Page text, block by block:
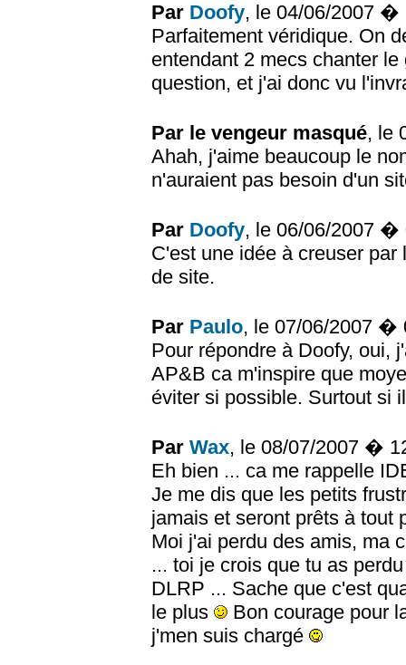
Par Doofy, le 04/06/2007 �
Parfaitement véridique. On
entendant 2 mecs chanter
question, et j'ai donc vu
Par le vengeur masqué, le
Ahah, j'aime beaucoup le
n'auraient pas besoin d'un
Par Doofy, le 06/06/2007 �
C'est une idée à creuser
de site.
Par Paulo, le 07/06/2007 �
Pour répondre à Doofy, oui,
AP&B ca m'inspire que
éviter si possible. Surtout si
Par Wax, le 08/07/2007 �
Eh bien ... ca me rappelle
Je me dis que les petits
jamais et seront prêts à tout
Moi j'ai perdu des amis, ma
... toi je crois que tu as
DLRP ... Sache que c'est
le plus
Bon courage pour
j'men suis chargé